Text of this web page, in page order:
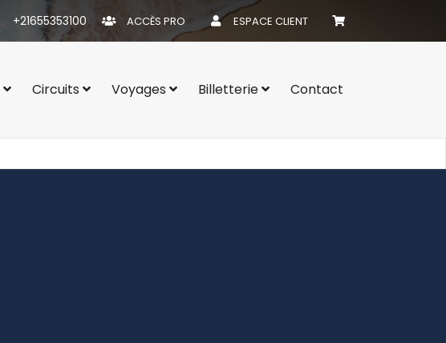
+21655353100 ACCÈS PRO ESPACE CLIENT
Circuits Voyages Billetterie Contact